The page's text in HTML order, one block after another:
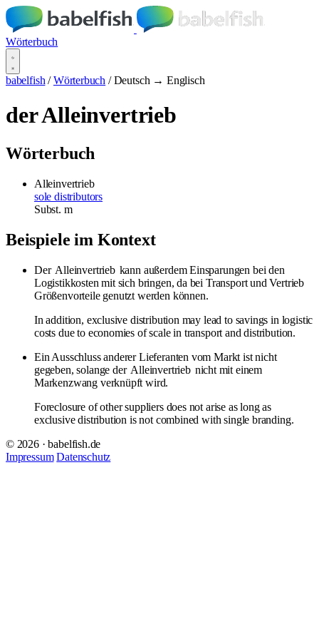
Wörterbuch
babelfish / Wörterbuch / Deutsch → Englisch
der Alleinvertrieb
Wörterbuch
Alleinvertrieb
sole distributors
Subst. m
Beispiele im Kontext
Der Alleinvertrieb kann außerdem Einsparungen bei den
Logistikkosten mit sich bringen, da bei Transport und Vertrieb
Größenvorteile genutzt werden können.
In addition, exclusive distribution may lead to savings in logistic
costs due to economies of scale in transport and distribution.
Ein Ausschluss anderer Lieferanten vom Markt ist nicht
gegeben, solange der Alleinvertrieb nicht mit einem
Markenzwang verknüpft wird.
Foreclosure of other suppliers does not arise as long as
exclusive distribution is not combined with single branding.
© 2026 · babelfish.de
Impressum Datenschutz